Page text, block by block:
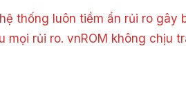
thống luôn tiềm ẩn rủi ro gây
rủi ro. vnROM không chịu